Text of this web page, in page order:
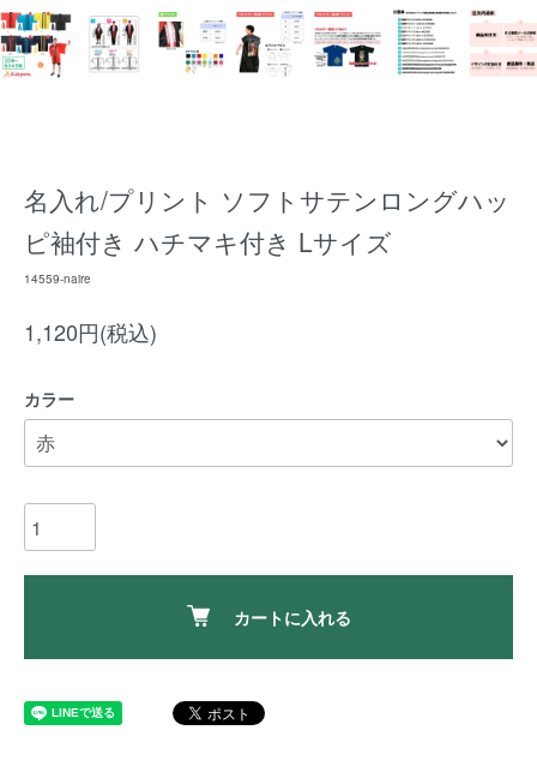
名入れ/プリント ソフトサテンロングハッ
ピ袖付き ハチマキ付き Lサイズ
14559-naire
1,120円(税込)
カラー
カートに入れる